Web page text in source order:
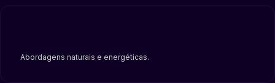
Abordagens naturais e energéticas.